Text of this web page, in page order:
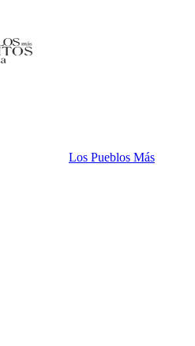
Los Pueblos Más